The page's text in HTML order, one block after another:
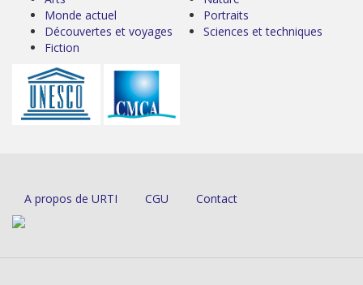
Monde actuel
Découvertes et voyages
Fiction
Portraits
Sciences et techniques
A propos de URTI CGU Contact